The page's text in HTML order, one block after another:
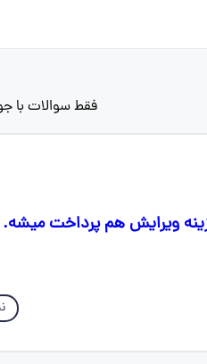
فقط سوالات با
ویرایش هم پرداخت میشه.